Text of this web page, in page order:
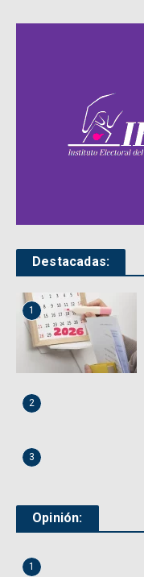
Destacadas:
1
2
3
Opinión:
1